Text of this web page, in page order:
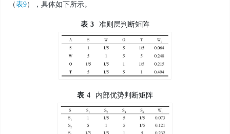
（表9），具体如下所示。
表 3 准则层判断矩阵
表 4 内部优势判断矩阵